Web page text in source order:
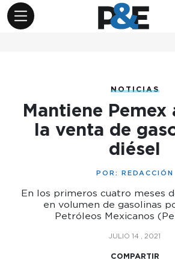
NOTICIAS
Mantiene Pemex
la venta de
diésel
POR: REDACCIÓN
En los primeros cuatro meses
en volumen de gasolinas
Petróleos Mexicanos
JULIO 14 , 2021
COMPARTIR